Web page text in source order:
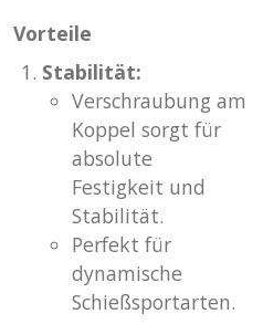
Vorteile
Stabilität:
Verschraubung am
Koppel sorgt für
absolute
Festigkeit und
Stabilität.
Perfekt für
dynamische
Schießsportarten.